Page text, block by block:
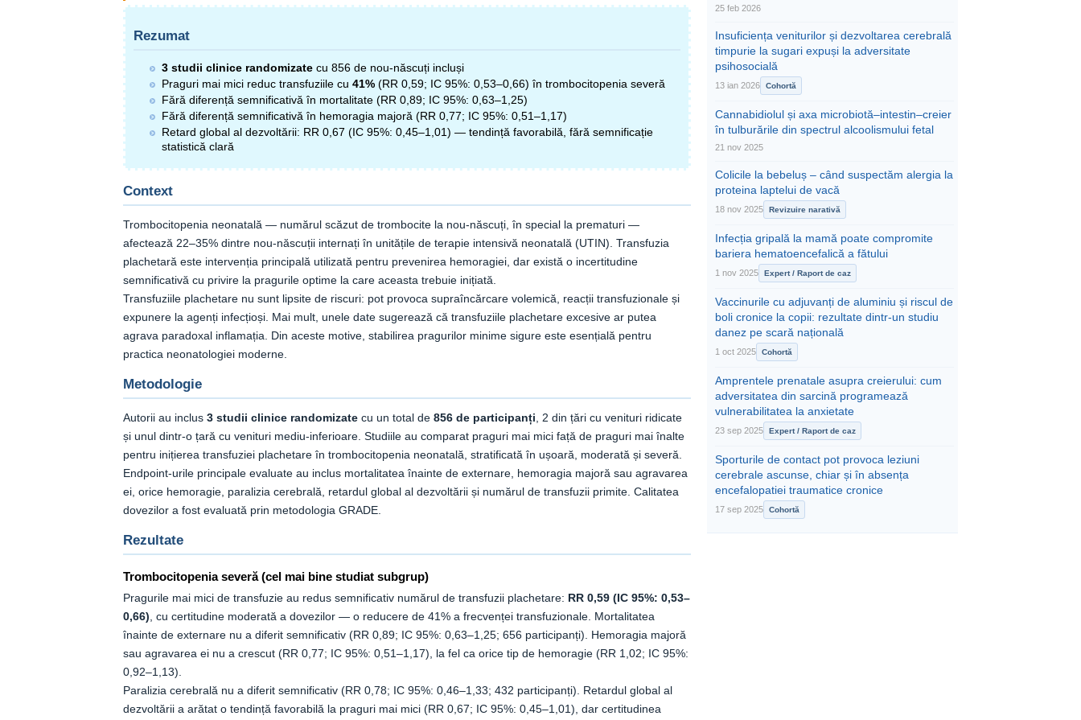
Rezumat
3 studii clinice randomizate cu 856 de nou-născuți incluși
Praguri mai mici reduc transfuziile cu41% (RR 0,59; IC 95%: 0,53–0,66) în trombocitopenia severă
Fără diferență semnificativă în mortalitate (RR 0,89; IC 95%: 0,63–1,25)
Fără diferență semnificativă în hemoragia majoră (RR 0,77; IC 95%: 0,51–1,17)
Retard global al dezvoltării: RR 0,67 (IC 95%: 0,45–1,01) — tendință favorabilă, fără semnificație
statistică clară
Context
Trombocitopenia neonatală — numărul scăzut de trombocite la nou-născuți, în special la prematuri —
afectează 22–35% dintre nou-născuții internați în unitățile de terapie intensivă neonatală (UTIN). Transfuzia
plachetară este intervenția principală utilizată pentru prevenirea hemoragiei, dar există o incertitudine
semnificativă cu privire la pragurile optime la care aceasta trebuie inițiată.
Transfuziile plachetare nu sunt lipsite de riscuri: pot provoca supraîncărcare volemică, reacții transfuzionale și
expunere la agenți infecțioși. Mai mult, unele date sugerează că transfuziile plachetare excesive ar putea
agrava paradoxal inflamația. Din aceste motive, stabilirea pragurilor minime sigure este esențială pentru
practica neonatologiei moderne.
Metodologie
Autorii au inclus3 studii clinice randomizate cu un total de856 de participanți , 2 din țări cu venituri ridicate
și unul dintr-o țară cu venituri mediu-inferioare. Studiile au comparat praguri mai mici față de praguri mai înalte
pentru inițierea transfuziei plachetare în trombocitopenia neonatală, stratificată în ușoară, moderată și severă.
Endpoint-urile principale evaluate au inclus mortalitatea înainte de externare, hemoragia majoră sau agravarea
ei, orice hemoragie, paralizia cerebrală, retardul global al dezvoltării și numărul de transfuzii primite. Calitatea
dovezilor a fost evaluată prin metodologia GRADE.
Rezultate
Trombocitopenia severă (cel mai bine studiat subgrup)
Pragurile mai mici de transfuzie au redus semnificativ numărul de transfuzii plachetare: RR 0,59 (IC 95%: 0,53–
0,66) , cu certitudine moderată a dovezilor — o reducere de 41% a frecvenței transfuzionale. Mortalitatea
înainte de externare nu a diferit semnificativ (RR 0,89; IC 95%: 0,63–1,25; 656 participanți). Hemoragia majoră
sau agravarea ei nu a crescut (RR 0,77; IC 95%: 0,51–1,17), la fel ca orice tip de hemoragie (RR 1,02; IC 95%:
0,92–1,13).
Paralizia cerebrală nu a diferit semnificativ (RR 0,78; IC 95%: 0,46–1,33; 432 participanți). Retardul global al
dezvoltării a arătat o tendință favorabilă la praguri mai mici (RR 0,67; IC 95%: 0,45–1,01), dar certitudinea
25 feb 2026
Insuficiența veniturilor și dezvoltarea cerebrală
timpurie la sugari expuși la adversitate
psihosocială
13 ian 2026 Cohortă
Cannabidiolul și axa microbiotă–intestin–creier
în tulburările din spectrul alcoolismului fetal
21 nov 2025
Colicile la bebeluș – când suspectăm alergia la
proteina laptelui de vacă
18 nov 2025 Revizuire narativă
Infecția gripală la mamă poate compromite
bariera hematoencefalică a fătului
1 nov 2025 Expert / Raport de caz
Vaccinurile cu adjuvanți de aluminiu și riscul de
boli cronice la copii: rezultate dintr-un studiu
danez pe scară națională
1 oct 2025 Cohortă
Amprentele prenatale asupra creierului: cum
adversitatea din sarcină programează
vulnerabilitatea la anxietate
23 sep 2025 Expert / Raport de caz
Sporturile de contact pot provoca leziuni
cerebrale ascunse, chiar și în absența
encefalopatiei traumatice cronice
17 sep 2025 Cohortă